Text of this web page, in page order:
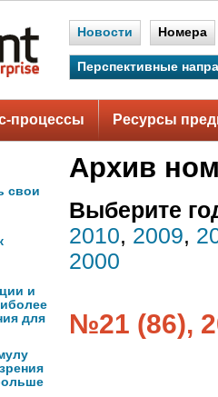
Новости Номера
Перспективные
процессы Ресурсы
свои
и
для
Архив
Выберите
2010, 2009,
2000
№21 (86),